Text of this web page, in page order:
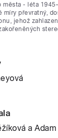
města - léta
míry převratný,
jehož
a